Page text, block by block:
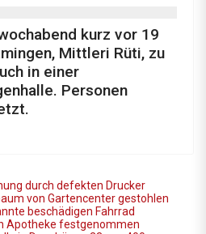
kurz vor 19
Mittleri Rüti, zu
in einer
Personen
durch defekten Drucker
von Gartencenter gestohlen
beschädigen Fahrrad
Apotheke festgenommen